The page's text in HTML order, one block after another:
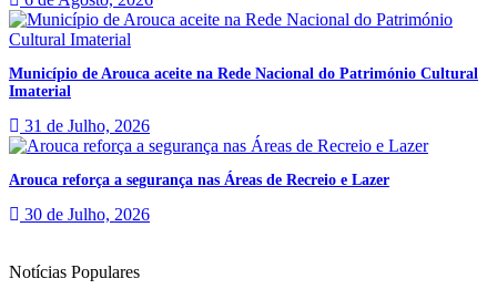
Município de Arouca aceite na Rede Nacional do Património Cultural
Imaterial
31 de Julho, 2026
Arouca reforça a segurança nas Áreas de Recreio e Lazer
30 de Julho, 2026
Notícias Populares